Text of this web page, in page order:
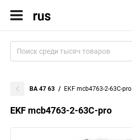
ВА 47 63 EKF mcb4763-2-63C-pro
EKF mcb4763-2-63C-pro